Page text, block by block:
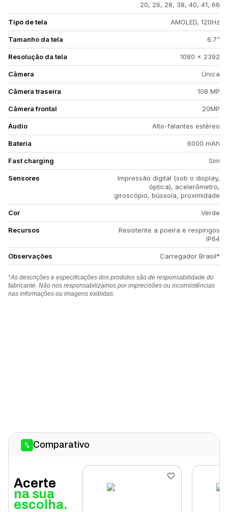
20, 26, 28, 38, 40, 41, 66
Tipo de tela AMOLED, 120Hz
Tamanho da tela 6.7"
Resolução da tela 1080 x 2392
Câmera Única
Câmera traseira 108 MP
Câmera frontal 20MP
Áudio Alto-falantes estéreo
Bateria 6000 mAh
Fast charging Sim
Sensores
Impressão digital (sob o display,
óptica), acelerômetro,
giroscópio, bússola, proximidade
Cor Verde
Recursos
Resistente a poeira e respingos
IP64
Observações Carregador Brasil*
*As descrições e especificações dos produtos são de responsabilidade do
fabricante. Não nos responsabilizamos por imprecisões ou inconsistências
nas informações ou imagens exibidas.
Comparativo
Acerte
na sua
escolha.